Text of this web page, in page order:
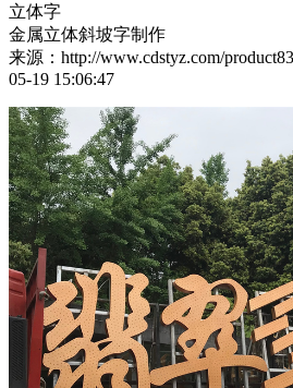
立体字
金属立体斜坡字制作
来源：http://www.cdstyz.com/
05-19 15:06:47